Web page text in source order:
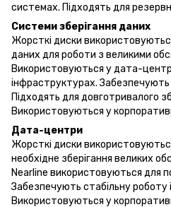
системах. Підходять для
Системи зберігання даних
Жорсткі диски
даних для роботи з великими
Використовуються у дата-
інфраструктурах.
Підходять для довготривалого
Використовуються у
Дата-центри
Жорсткі диски
необхідне зберігання великих
Nearline використовуються для
Забезпечують стабільну роботу
Використовуються у